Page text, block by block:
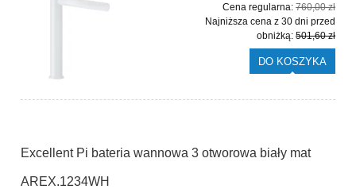
Cena regularna: 760,00 zł
Najniższa cena z 30 dni przed
obniżką: 501,60 zł
DO KOSZYKA
Excellent Pi bateria wannowa 3 otworowa biały mat
AREX.1234WH